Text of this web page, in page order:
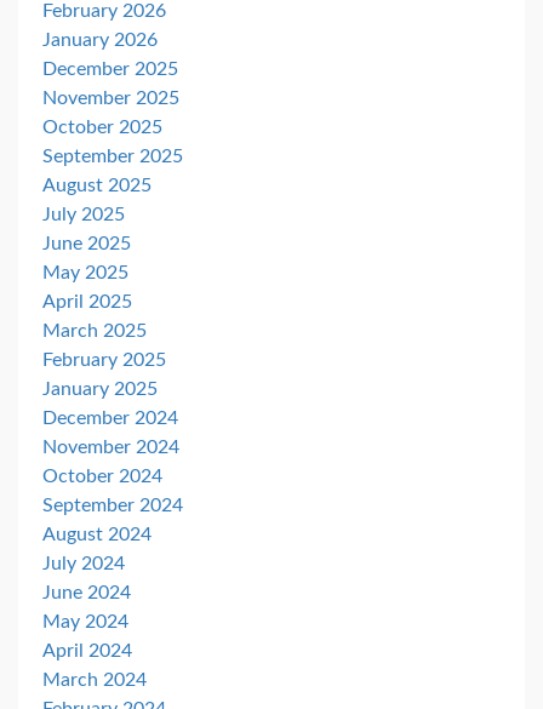
February 2026
January 2026
December 2025
November 2025
October 2025
September 2025
August 2025
July 2025
June 2025
May 2025
April 2025
March 2025
February 2025
January 2025
December 2024
November 2024
October 2024
September 2024
August 2024
July 2024
June 2024
May 2024
April 2024
March 2024